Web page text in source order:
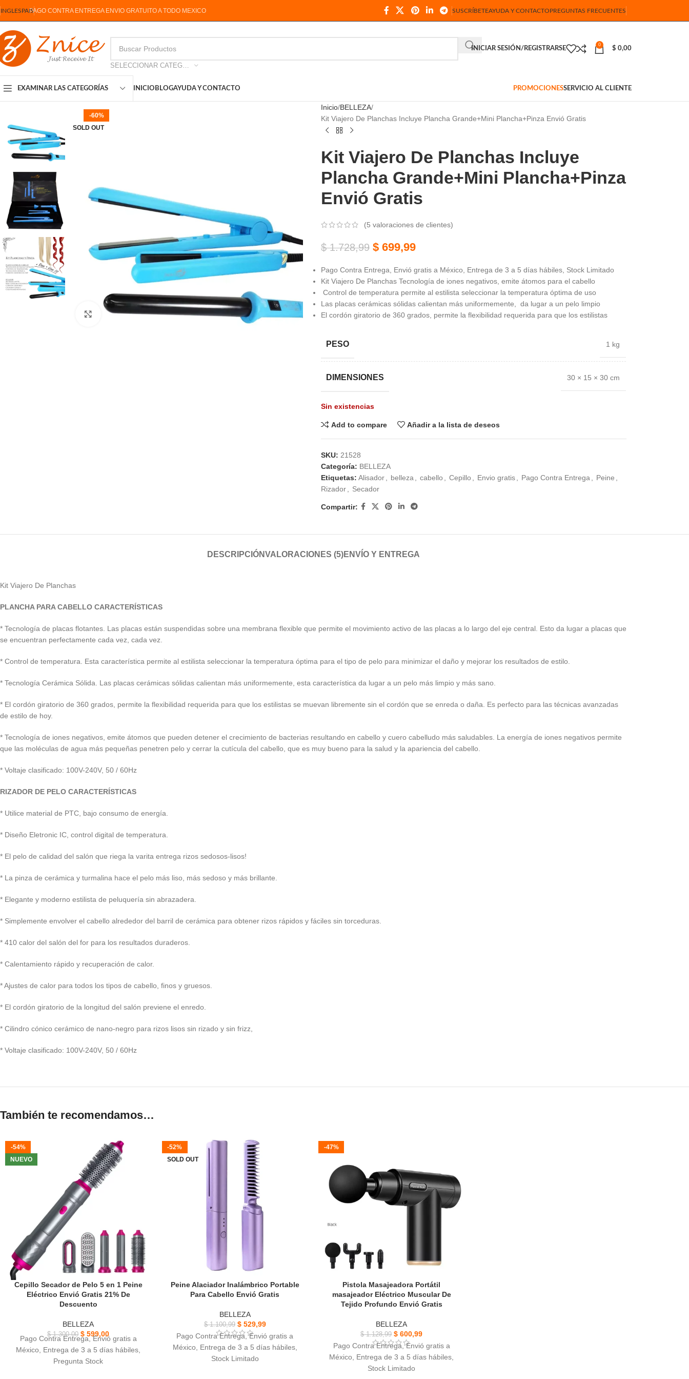
INGLESPAISPAGO CONTRA ENTREGA ENVIO GRATUITO A TODO MEXICO SUSCRÍBETEAYUDA Y CONTACTOPREGUNTAS FRECUENTES
INICIAR SESIÓN/REGISTRARSE
0
$ 0,00
EXAMINAR LAS CATEGORÍAS INICIO BLOGAYUDA Y CONTACTO PROMOCIONESSERVICIO AL CLIENTE
-60%
SOLD OUT
Click to enlarge
Inicio BELLEZA
Kit Viajero De Planchas Incluye Plancha Grande+Mini Plancha+Pinza Envió Gratis
Kit Viajero De Planchas Incluye
Plancha Grande+Mini Plancha+Pinza
Envió Gratis
(5 valoraciones de clientes)
$1.728,99 $699,99
Pago Contra Entrega, Envió gratis a México, Entrega de 3 a 5 días hábiles, Stock Limitado
Kit Viajero De Planchas Tecnología de iones negativos, emite átomos para el cabello
Control de temperatura permite al estilista seleccionar la temperatura óptima de uso
Las placas cerámicas sólidas calientan más uniformemente, da lugar a un pelo limpio
El cordón giratorio de 360 grados, permite la flexibilidad requerida para que los estilistas
PESO 1 kg
DIMENSIONES 30 × 15 × 30 cm
Sin existencias
Add to compare Añadir a la lista de deseos
SKU: 21528
Categoría: BELLEZA
Etiquetas: Alisador, belleza, cabello , Cepillo , Envio gratis, Pago Contra Entrega, Peine ,
Rizador, Secador
Compartir:
DESCRIPCIÓNVALORACIONES (5)ENVÍO Y ENTREGA
Kit Viajero De Planchas
PLANCHA PARA CABELLO CARACTERÍSTICAS
* Tecnología de placas flotantes. Las placas están suspendidas sobre una membrana flexible que permite el movimiento activo de las placas a lo largo del eje central. Esto da lugar a placas que
se encuentran perfectamente cada vez, cada vez.
* Control de temperatura. Esta característica permite al estilista seleccionar la temperatura óptima para el tipo de pelo para minimizar el daño y mejorar los resultados de estilo.
* Tecnología Cerámica Sólida. Las placas cerámicas sólidas calientan más uniformemente, esta característica da lugar a un pelo más limpio y más sano.
* El cordón giratorio de 360 grados, permite la flexibilidad requerida para que los estilistas se muevan libremente sin el cordón que se enreda o daña. Es perfecto para las técnicas avanzadas
de estilo de hoy.
* Tecnología de iones negativos, emite átomos que pueden detener el crecimiento de bacterias resultando en cabello y cuero cabelludo más saludables. La energía de iones negativos permite
que las moléculas de agua más pequeñas penetren pelo y cerrar la cutícula del cabello, que es muy bueno para la salud y la apariencia del cabello.
* Voltaje clasificado: 100V-240V, 50 / 60Hz
RIZADOR DE PELO CARACTERÍSTICAS
* Utilice material de PTC, bajo consumo de energía.
* Diseño Eletronic IC, control digital de temperatura.
* El pelo de calidad del salón que riega la varita entrega rizos sedosos-lisos!
* La pinza de cerámica y turmalina hace el pelo más liso, más sedoso y más brillante.
* Elegante y moderno estilista de peluquería sin abrazadera.
* Simplemente envolver el cabello alrededor del barril de cerámica para obtener rizos rápidos y fáciles sin torceduras.
* 410 calor del salón del for para los resultados duraderos.
* Calentamiento rápido y recuperación de calor.
* Ajustes de calor para todos los tipos de cabello, finos y gruesos.
* El cordón giratorio de la longitud del salón previene el enredo.
* Cilindro cónico cerámico de nano-negro para rizos lisos sin rizado y sin frizz,
* Voltaje clasificado: 100V-240V, 50 / 60Hz
También te recomendamos…
-54%
NUEVO
Cepillo Secador de Pelo 5 en 1 Peine
Eléctrico Envió Gratis 21% De
Descuento
BELLEZA
$1.300,00 $ 599,00
Pago Contra Entrega, Envió gratis a
México, Entrega de 3 a 5 días hábiles,
Pregunta Stock
-52%
SOLD OUT
Peine Alaciador Inalámbrico Portable
Para Cabello Envió Gratis
BELLEZA
$1.100,99 $529,99
Pago Contra Entrega, Envió gratis a
México, Entrega de 3 a 5 días hábiles,
Stock Limitado
-47%
Pistola Masajeadora Portátil
masajeador Eléctrico Muscular De
Tejido Profundo Envió Gratis
BELLEZA
$1.128,99 $ 600,99
Pago Contra Entrega, Envió gratis a
México, Entrega de 3 a 5 días hábiles,
Stock Limitado